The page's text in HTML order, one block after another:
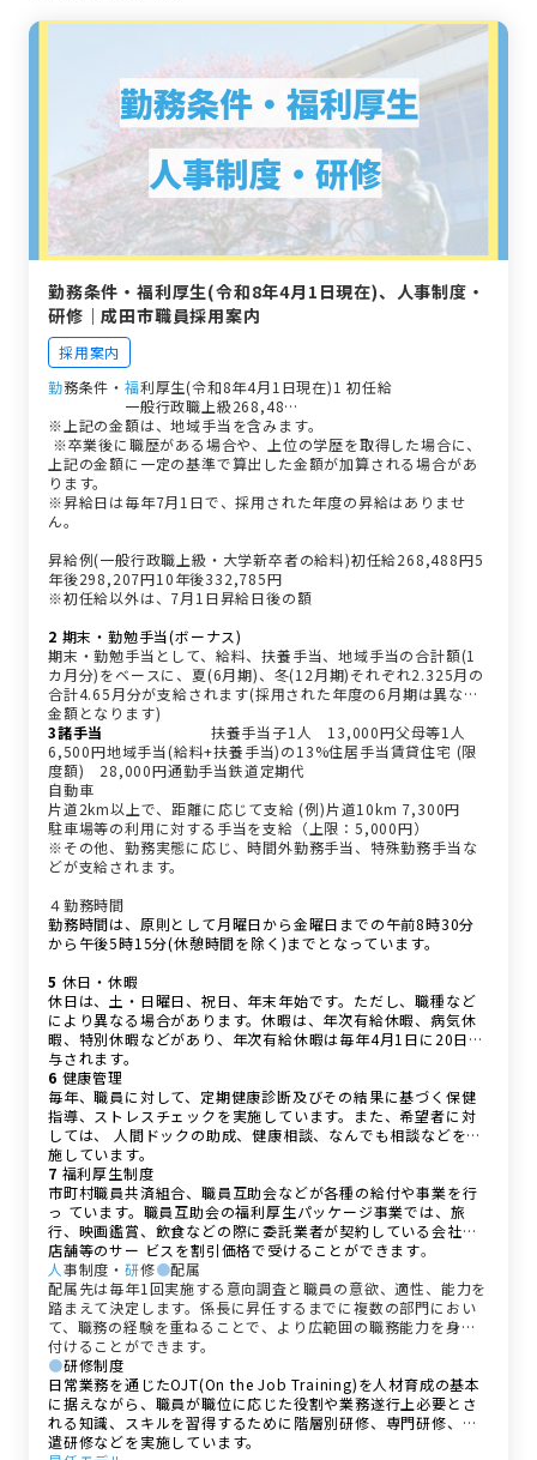
勤務条件・福利厚生(令和8年4月1日現在)、人事制度・
研修｜成田市職員採用案内
採用案内
勤務条件・ 福利厚生(令和8年4月1日現在)1 初任給
一般行政職上級268,48…
※上記の金額は、地域手当を含みます。
※卒業後に職歴がある場合や、上位の学歴を取得した場合に、
上記の金額に一定の基準で算出した金額が加算される場合があ
ります。
※昇給日は毎年7月1日で、採用された年度の昇給はありませ
ん。
昇給例(一般行政職上級・大学新卒者の給料)初任給268,488円5
年後298,207円10年後332,785円
※初任給以外は、7月1日昇給日後の額
2 期末・勤勉手当(ボーナス)
期末・勤勉手当として、給料、扶養手当、地域手当の合計額(1
カ月分)をベースに、夏(6月期)、冬(12月期)それぞれ2.325月の
合計4.65月分が支給されます(採用された年度の6月期は異なる
金額となります)
3諸手当
扶養手当子1人 13,000円父母等1人
6,500円地域手当(給料+扶養手当)の13%住居手当賃貸住宅 (限
度額) 28,000円通勤手当鉄道定期代
自動車
片道2km以上で、距離に応じて支給 (例)片道10km 7,300円
駐車場等の利用に対する手当を支給（上限：5,000円）
※その他、勤務実態に応じ、時間外勤務手当、特殊勤務手当な
どが支給されます。
４勤務時間
勤務時間は、原則として月曜日から金曜日までの午前8時30分
から午後5時15分(休憩時間を除く)までとなっています。
5 休日・休暇
休日は、土・日曜日、祝日、年末年始です。ただし、職種など
により異なる場合があります。休暇は、年次有給休暇、病気休
暇、特別休暇などがあり、年次有給休暇は毎年4月1日に20日付
与されます。
6 健康管理
毎年、職員に対して、定期健康診断及びその結果に基づく保健
指導、ストレスチェックを実施しています。また、希望者に対
しては、 人間ドックの助成、健康相談、なんでも相談などを実
施しています。
7 福利厚生制度
市町村職員共済組合、職員互助会などが各種の給付や事業を行
っ ています。職員互助会の福利厚生パッケージ事業では、旅
行、映画鑑賞、飲食などの際に委託業者が契約している会社や
店舗等のサー ビスを割引価格で受けることができます。
人事制度・ 研修●配属
配属先は毎年1回実施する意向調査と職員の意欲、適性、能力を
踏まえて決定します。係長に昇任するまでに複数の部門におい
て、職務の経験を重ねることで、より広範囲の職務能力を身に
付けることができます。
●研修制度
日常業務を通じたOJT(On the Job Training)を人材育成の基本
に据えながら、職員が職位に応じた役割や業務遂行上必要とさ
れる知識、スキルを習得するために階層別研修、専門研修、派
遣研修などを実施しています。